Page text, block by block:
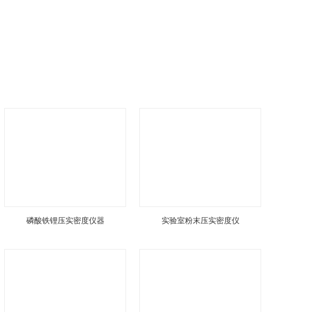
磷酸铁锂压实密度仪器 实验室粉末压实密度仪